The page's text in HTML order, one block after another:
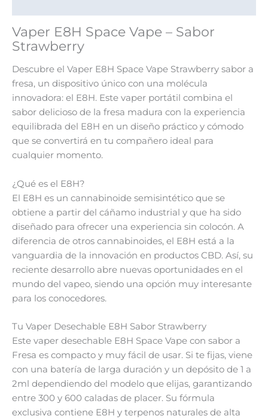
Vaper E8H Space Vape – Sabor
Strawberry
Descubre el Vaper E8H Space Vape Strawberry sabor a
fresa, un dispositivo único con una molécula
innovadora: el E8H. Este vaper portátil combina el
sabor delicioso de la fresa madura con la experiencia
equilibrada del E8H en un diseño práctico y cómodo
que se convertirá en tu compañero ideal para
cualquier momento.
¿Qué es el E8H?
El E8H es un cannabinoide semisintético que se
obtiene a partir del cáñamo industrial y que ha sido
diseñado para ofrecer una experiencia sin colocón. A
diferencia de otros cannabinoides, el E8H está a la
vanguardia de la innovación en productos CBD. Así, su
reciente desarrollo abre nuevas oportunidades en el
mundo del vapeo, siendo una opción muy interesante
para los conocedores.
Tu Vaper Desechable E8H Sabor Strawberry
Este vaper desechable E8H Space Vape con sabor a
Fresa es compacto y muy fácil de usar. Si te fijas, viene
con una batería de larga duración y un depósito de 1 a
2ml dependiendo del modelo que elijas, garantizando
entre 300 y 600 caladas de placer. Su fórmula
exclusiva contiene E8H y terpenos naturales de alta